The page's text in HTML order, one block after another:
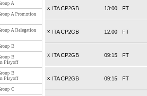
A
A Promotion
A Relegation
B
B
Playoff
B
Playoff
C
x ITA CP2GB FT
13:00
x ITA CP2GB FT
12:00
x ITA CP2GB FT
09:15
x ITA CP2GB FT
09:15